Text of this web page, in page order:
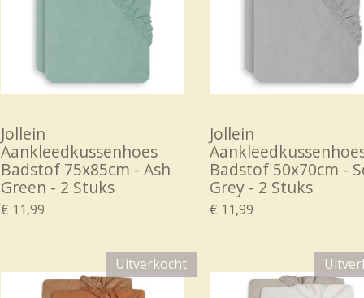
Jollein
Aankleedkussenhoes
Badstof 75x85cm - Ash
Green - 2 Stuks
€ 11,99
Jollein
Badstof 50x70cm -
Grey - 2 Stuks
€ 11,99
Uitverkocht